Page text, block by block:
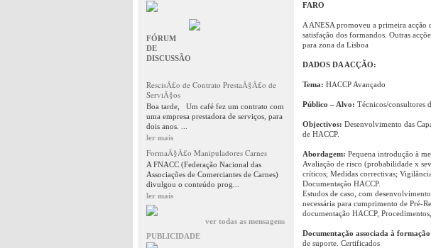
FÓRUM
DE
DISCUSSÃO
RescisÃ£o de Contrato PrestaÃ§Ã£o de
ServiÃ§os
Boa tarde, Um café fez um contrato com
uma empresa prestadora de serviços, para
dois anos. ...
ler mais
FormaÃ§Ã£o Manipuladores Carnes
A FNACC (Federação Nacional das
Associações de Comerciantes de Carnes)
divulgou o conteúdo prog...
ler mais
ver todas as mensagens
PUBLICIDADE
FARO
A ANESA promoveu a primeira acção
satisfação dos formandos. Outras
para zona da Lisboa
DADOS DA ACÇÃO:
Tema: HACCP Avançado
Público – Alvo: Técnicos/consultores
Objectivos: Desenvolvimento das
de HACCP.
Abordagem: Pequena introdução à
Avaliação de risco (probabilidade x
críticos; Medidas correctivas;
Documentação HACCP.
Estudos de caso, com
necessária para cumprimento de Pré-
documentação HACCP,
Documentação associada à
de suporte. Certificados